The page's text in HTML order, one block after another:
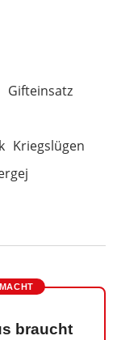
Gifteinsatz
Kriegslügen
braucht